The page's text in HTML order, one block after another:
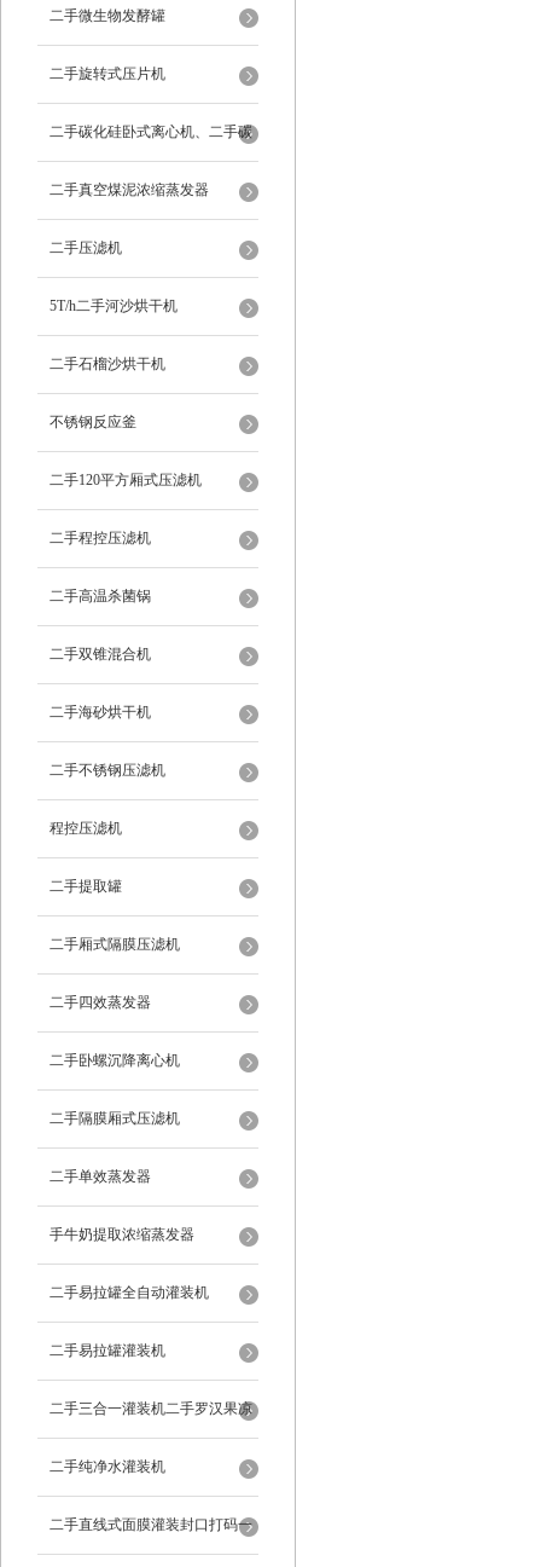
二手微生物发酵罐
二手旋转式压片机
二手碳化硅卧式离心机、二手碳
化硅分级机、二手碳化硅水洗离
心机
二手真空煤泥浓缩蒸发器
二手压滤机
5T/h二手河沙烘干机
二手石榴沙烘干机
不锈钢反应釜
二手120平方厢式压滤机
二手程控压滤机
二手高温杀菌锅
二手双锥混合机
二手海砂烘干机
二手不锈钢压滤机
程控压滤机
二手提取罐
二手厢式隔膜压滤机
二手四效蒸发器
二手卧螺沉降离心机
二手隔膜厢式压滤机
二手单效蒸发器
手牛奶提取浓缩蒸发器
二手易拉罐全自动灌装机
二手易拉罐灌装机
二手三合一灌装机二手罗汉果凉
茶灌装机
二手纯净水灌装机
二手直线式面膜灌装封口打码一